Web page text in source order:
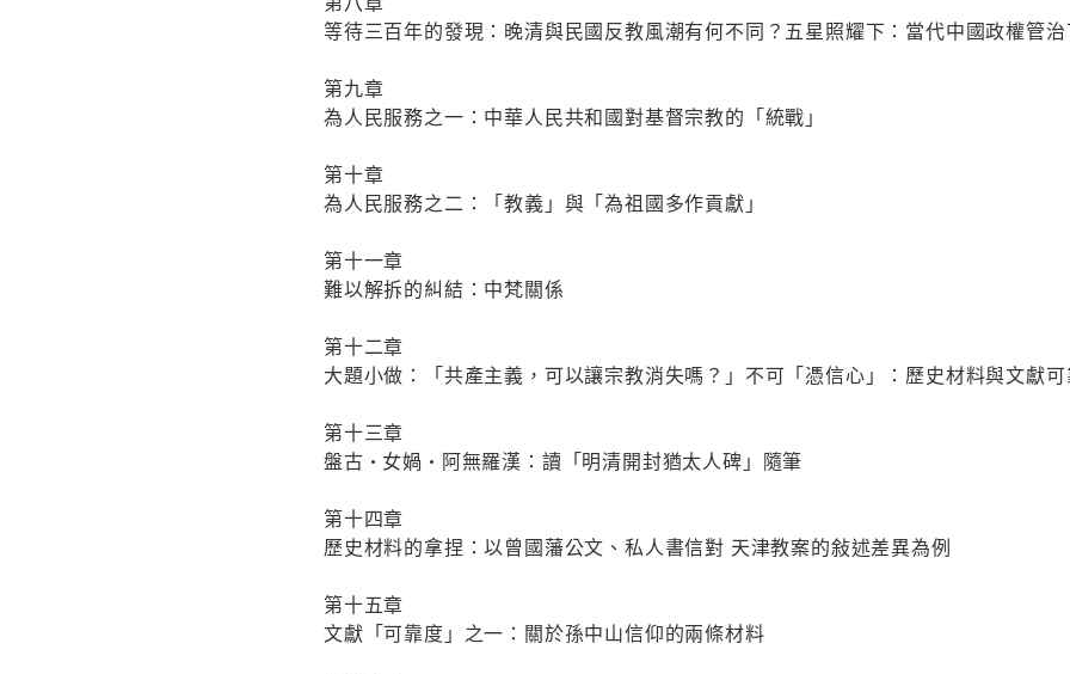
等待三百年的發現：晚清與民國反教風潮有何不同？五星照耀下：當代中國政權管
第九章
為人民服務之一：中華人民共和國對基督宗教的「統戰」
第十章
為人民服務之二：「教義」與「為祖國多作貢獻」
第十一章
難以解拆的糾結：中梵關係
第十二章
大題小做：「共產主義，可以讓宗教消失嗎？」不可「憑信心」：歷史材料與文獻
第十三章
盤古•女媧•阿無羅漢：讀「明清開封猶太人碑」隨筆
第十四章
歷史材料的拿捏：以曾國藩公文、私人書信對 天津教案的敍述差異為例
第十五章
文獻「可靠度」之一：關於孫中山信仰的兩條材料